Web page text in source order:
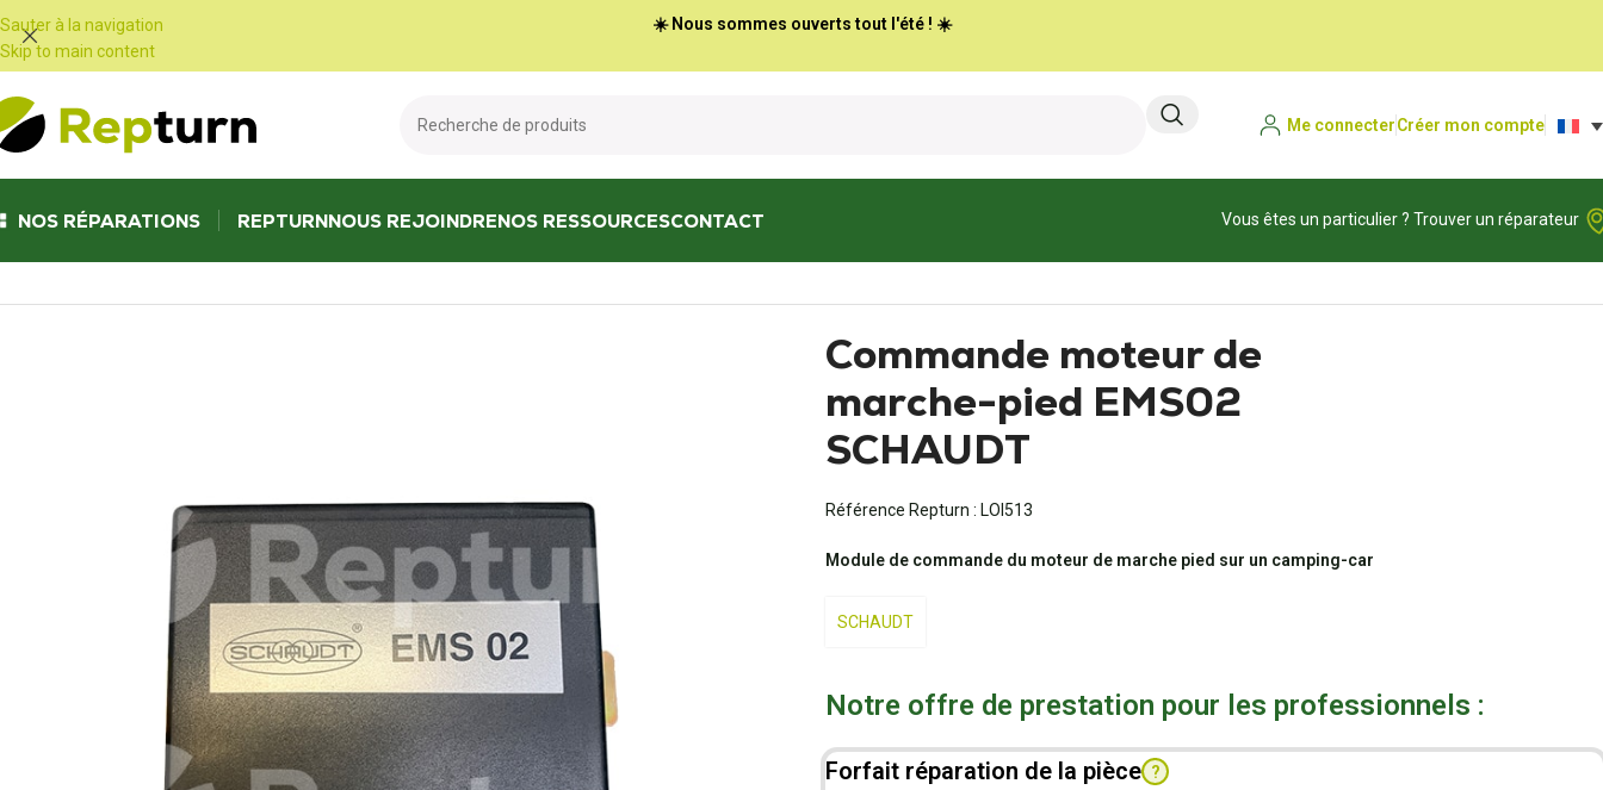
Sauter à la navigation
Skip to main content
☀️ Nous sommes ouverts tout l'été ! ☀️
Me connecterCréer mon compte
NOS RÉPARATIONS REPTURNNOUS REJOINDRENOS RESSOURCESCONTACT
Vous êtes un particulier ? Trouver un réparateur
Commande moteur de
marche-pied EMS02
SCHAUDT
Référence Repturn : LOI513
Module de commande du moteur de marche pied sur un camping-car
SCHAUDT
Notre offre de prestation pour les professionnels :
Forfait réparation de la pièce ?